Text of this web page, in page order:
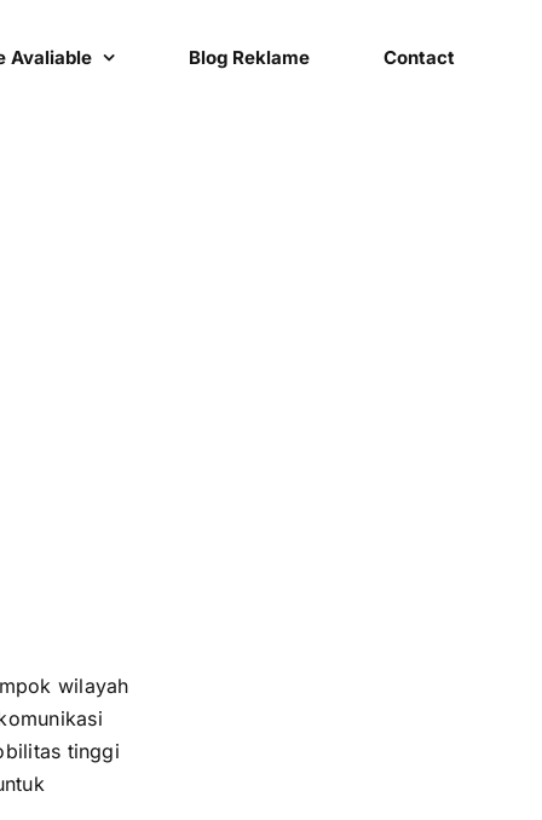
Avaliable Blog Reklame Contact
wilayah
tinggi